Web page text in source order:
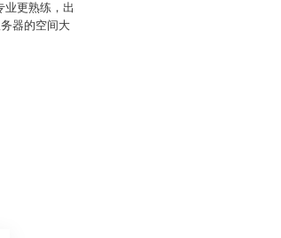
业更熟练，出
器的空间大